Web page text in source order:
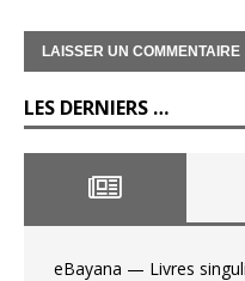
LES DERNIERS …
eBayana — Livres